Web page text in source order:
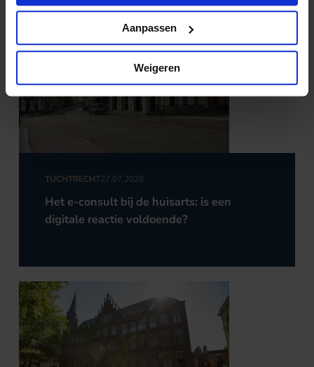
Aanpassen
Weigeren
TUCHTRECHT27.07.2026
Het e-consult bij de huisarts: is een
digitale reactie voldoende?